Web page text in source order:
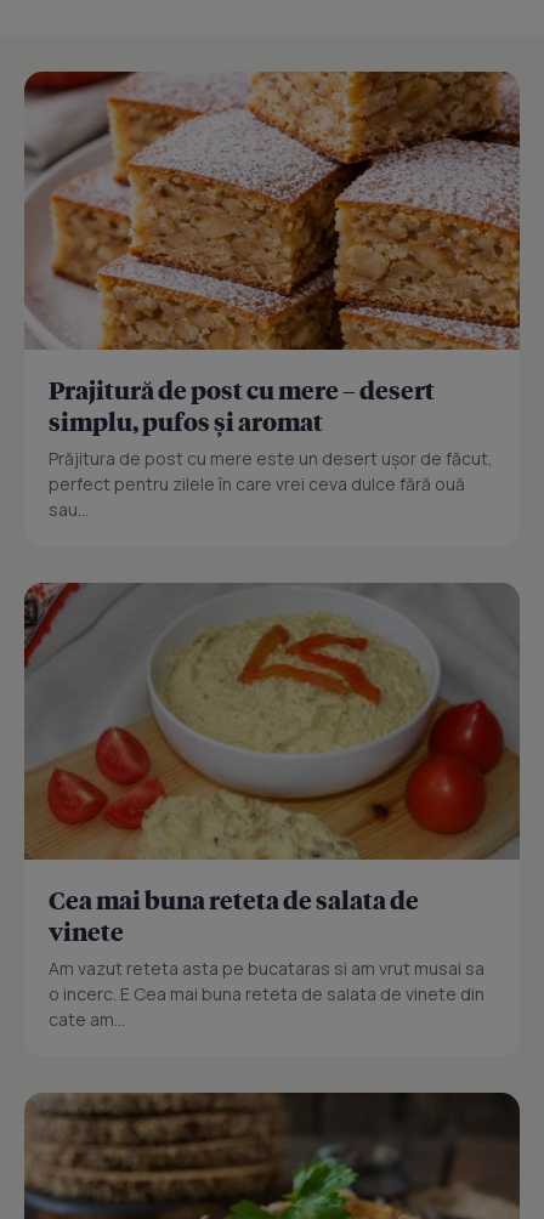
Prajitură de post cu mere – desert
simplu, pufos și aromat
Prăjitura de post cu mere este un desert ușor de făcut,
perfect pentru zilele în care vrei ceva dulce fără ouă
sau...
Cea mai buna reteta de salata de
vinete
Am vazut reteta asta pe bucataras si am vrut musai sa
o incerc. E Cea mai buna reteta de salata de vinete din
cate am...